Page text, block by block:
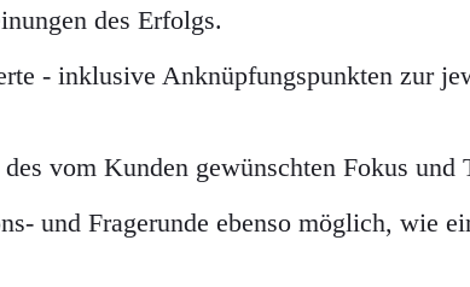
des Erfolgs.
- inklusive Anknüpfungspunkten zur
vom Kunden gewünschten Fokus und
und Fragerunde ebenso möglich, wie